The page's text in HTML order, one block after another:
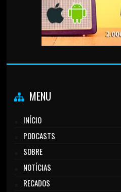
MENU
INÍCIO
PODCASTS
SOBRE
NOTÍCIAS
RECADOS